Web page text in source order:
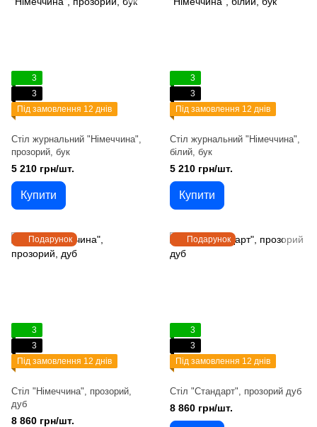
3
3
Під замовлення 12 днів
Стіл журнальний "Німеччина",
прозорий, бук
5 210 грн/шт.
Купити
3
3
Під замовлення 12 днів
Стіл журнальний "Німеччина",
білий, бук
5 210 грн/шт.
Купити
Подарунок
3
3
Під замовлення 12 днів
Стіл "Німеччина", прозорий,
дуб
8 860 грн/шт.
Подарунок
3
3
Під замовлення 12 днів
Стіл "Стандарт", прозорий дуб
8 860 грн/шт.